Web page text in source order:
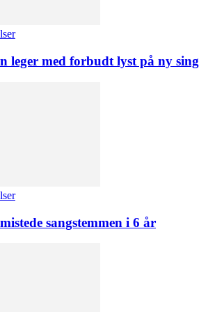
leger med forbudt lyst på ny
sangstemmen i 6 år